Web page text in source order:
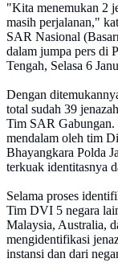
"Kita menemukan 2
masih perjalanan,"
SAR Nasional
dalam jumpa pers di
Tengah, Selasa 6
Dengan
total sudah 39
Tim SAR Gabungan.
mendalam oleh tim
Bhayangkara Polda
terkuak identitasnya
Selama proses
Tim DVI 5 negara
Malaysia, Australia,
mengidentifikasi
instansi dan dari